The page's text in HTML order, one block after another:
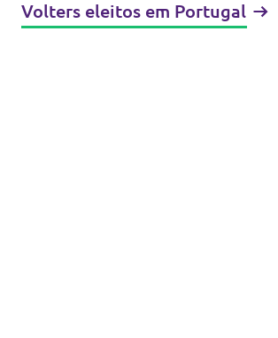
Volters eleitos em Portugal